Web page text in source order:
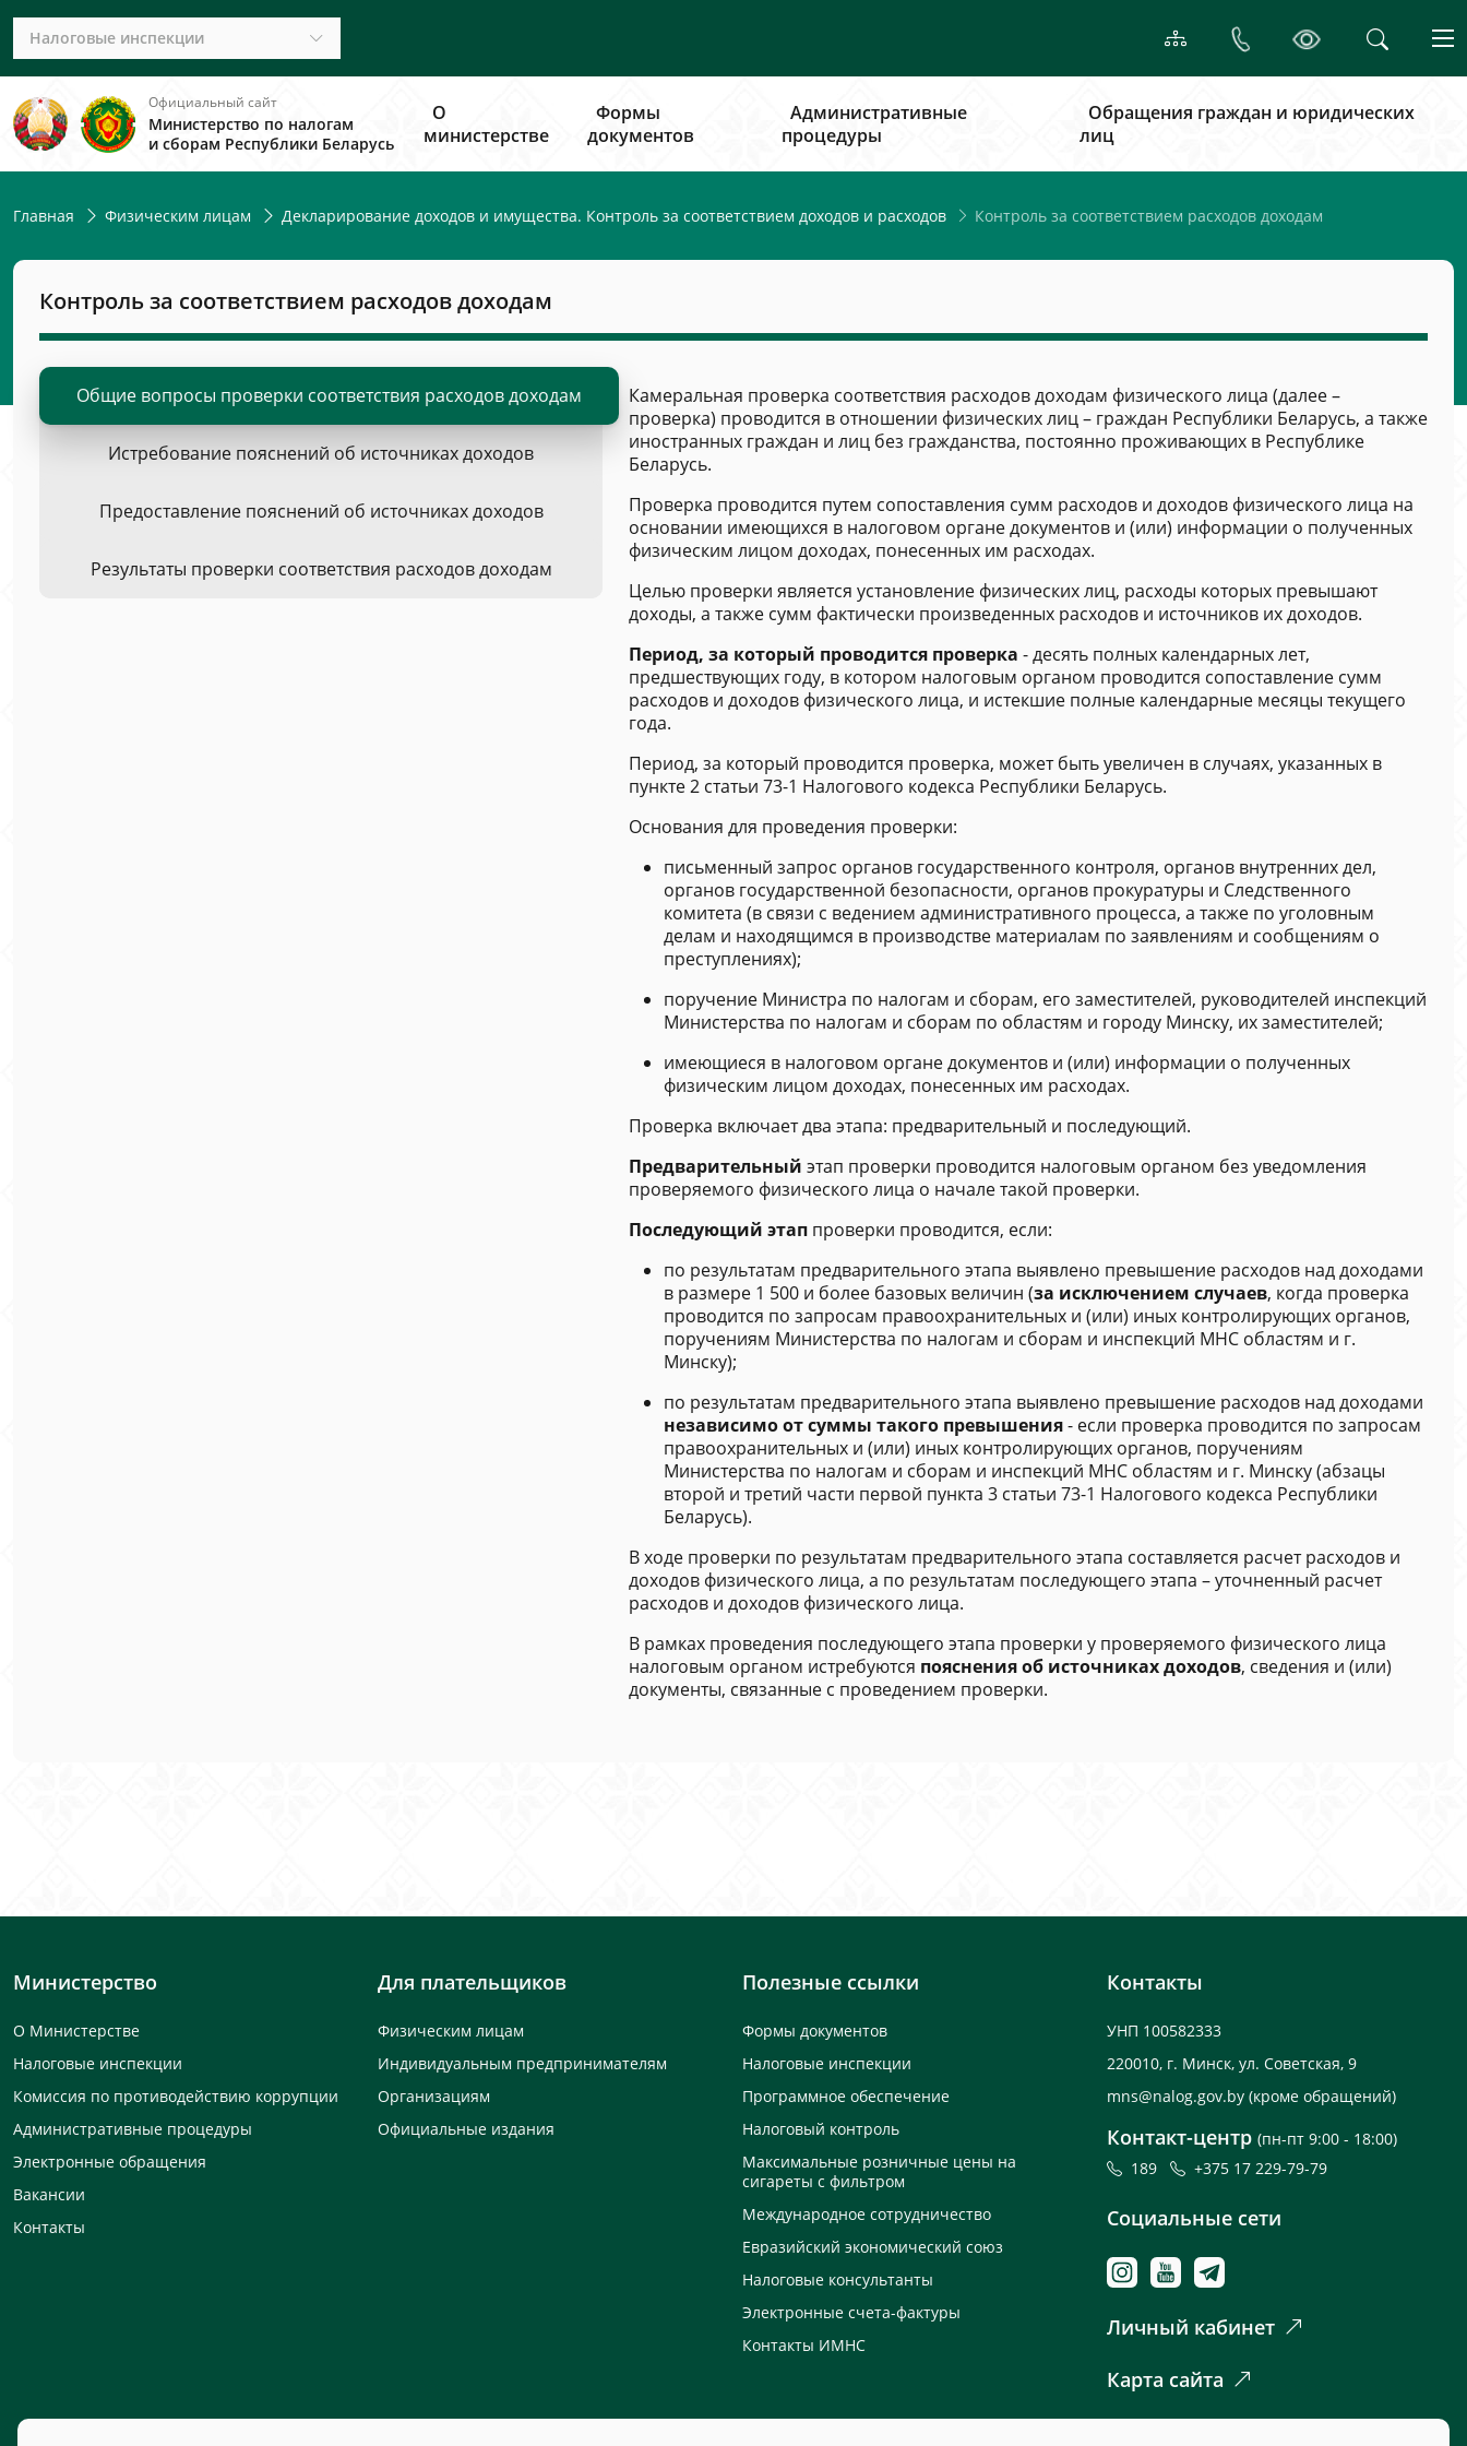
Налоговые инспекции
Официальный сайт
Министерство по налогам
и сборам Республики Беларусь
О
министерстве
Формы
документов
Административные
процедуры
Обращения граждан и юридических
лиц
Главная Физическим лицам Декларирование доходов и имущества. Контроль за соответствием доходов и расходов Контроль за соответствием расходов доходам
Контроль за соответствием расходов доходам
Общие вопросы проверки соответствия расходов доходам
Истребование пояснений об источниках доходов
Предоставление пояснений об источниках доходов
Результаты проверки соответствия расходов доходам
Камеральная проверка соответствия расходов доходам физического лица (далее –
проверка) проводится в отношении физических лиц – граждан Республики Беларусь, а также
иностранных граждан и лиц без гражданства, постоянно проживающих в Республике
Беларусь.
Проверка проводится путем сопоставления сумм расходов и доходов физического лица на
основании имеющихся в налоговом органе документов и (или) информации о полученных
физическим лицом доходах, понесенных им расходах.
Целью проверки является установление физических лиц, расходы которых превышают
доходы, а также сумм фактически произведенных расходов и источников их доходов.
Период, за который проводится проверка - десять полных календарных лет,
предшествующих году, в котором налоговым органом проводится сопоставление сумм
расходов и доходов физического лица, и истекшие полные календарные месяцы текущего
года.
Период, за который проводится проверка, может быть увеличен в случаях, указанных в
пункте 2 статьи 73-1 Налогового кодекса Республики Беларусь.
Основания для проведения проверки:
письменный запрос органов государственного контроля, органов внутренних дел,
органов государственной безопасности, органов прокуратуры и Следственного
комитета (в связи с ведением административного процесса, а также по уголовным
делам и находящимся в производстве материалам по заявлениям и сообщениям о
преступлениях);
поручение Министра по налогам и сборам, его заместителей, руководителей инспекций
Министерства по налогам и сборам по областям и городу Минску, их заместителей;
имеющиеся в налоговом органе документов и (или) информации о полученных
физическим лицом доходах, понесенных им расходах.
Проверка включает два этапа: предварительный и последующий.
Предварительный этап проверки проводится налоговым органом без уведомления
проверяемого физического лица о начале такой проверки.
Последующий этап проверки проводится, если:
по результатам предварительного этапа выявлено превышение расходов над доходами
в размере 1 500 и более базовых величин (за исключением случаев, когда проверка
проводится по запросам правоохранительных и (или) иных контролирующих органов,
поручениям Министерства по налогам и сборам и инспекций МНС областям и г.
Минску);
по результатам предварительного этапа выявлено превышение расходов над доходами
независимо от суммы такого превышения- если проверка проводится по запросам
правоохранительных и (или) иных контролирующих органов, поручениям
Министерства по налогам и сборам и инспекций МНС областям и г. Минску (абзацы
второй и третий части первой пункта 3 статьи 73-1 Налогового кодекса Республики
Беларусь).
В ходе проверки по результатам предварительного этапа составляется расчет расходов и
доходов физического лица, а по результатам последующего этапа – уточненный расчет
расходов и доходов физического лица.
В рамках проведения последующего этапа проверки у проверяемого физического лица
налоговым органом истребуются пояснения об источниках доходов, сведения и (или)
документы, связанные с проведением проверки.
Министерство
О Министерстве
Налоговые инспекции
Комиссия по противодействию коррупции
Административные процедуры
Электронные обращения
Вакансии
Контакты
Для плательщиков
Физическим лицам
Индивидуальным предпринимателям
Организациям
Официальные издания
Полезные ссылки
Формы документов
Налоговые инспекции
Программное обеспечение
Налоговый контроль
Максимальные розничные цены на
сигареты с фильтром
Международное сотрудничество
Евразийский экономический союз
Налоговые консультанты
Электронные счета-фактуры
Контакты ИМНС
Контакты
УНП 100582333
220010, г. Минск, ул. Советская, 9
mns@nalog.gov.by (кроме обращений)
Контакт-центр (пн-пт 9:00 - 18:00)
189
+375 17 229-79-79
Социальные сети
Личный кабинет
Карта сайта